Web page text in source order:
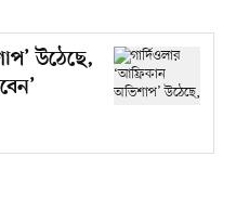
উঠেছে,